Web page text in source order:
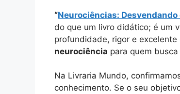
“Neurociências: Desvendando
do que um livro didático; é um
profundidade, rigor e
neurociência para quem
Na Livraria Mundo,
conhecimento. Se o seu